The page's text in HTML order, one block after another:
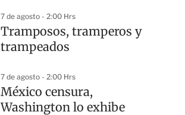
7 de agosto - 2:00 Hrs
Tramposos, tramperos y
trampeados
7 de agosto - 2:00 Hrs
México censura,
Washington lo exhibe